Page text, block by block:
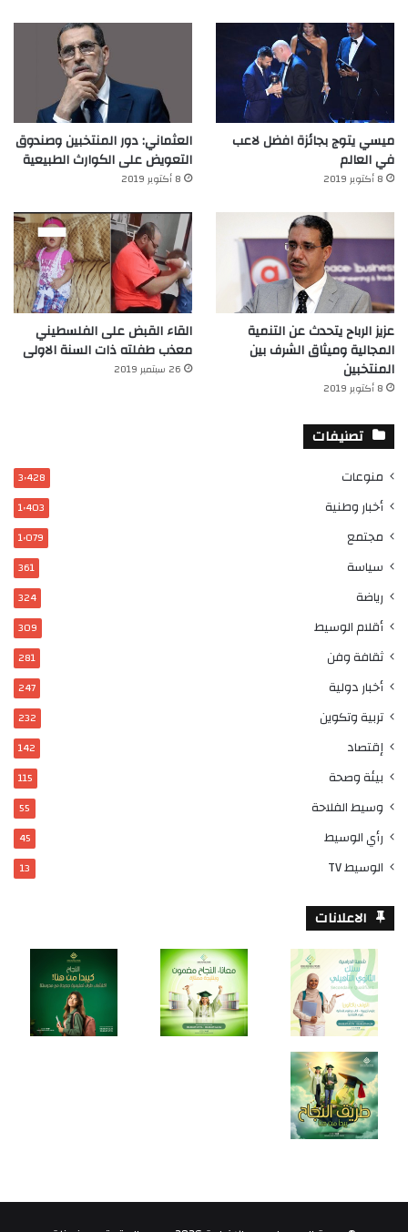
ميسي يتوج بجائزة افضل لاعب
في العالم‎
8 أكتوبر 2019
العثماني: دور المنتخبين وصندوق
التعويض على الكوارث الطبيعية
8 أكتوبر 2019
عزيز الرباح يتحدث عن التنمية
المجالية وميثاق الشرف بين
المنتخبين
8 أكتوبر 2019
القاء القبض على الفلسطيني
معذب طفلته ذات السنة الاولى
26 سبتمبر 2019
تصنيفات
منوعات 3٬428
أخبار وطنية 1٬403
مجتمع 1٬079
سياسة 361
رياضة 324
أقلام الوسيط 309
ثقافة وفن 281
أخبار دولية 247
تربية وتكوين 232
إقتصاد 142
بيئة وصحة 115
وسيط الفلاحة 55
رأي الوسيط 45
الوسيط TV 13
الاعلانات